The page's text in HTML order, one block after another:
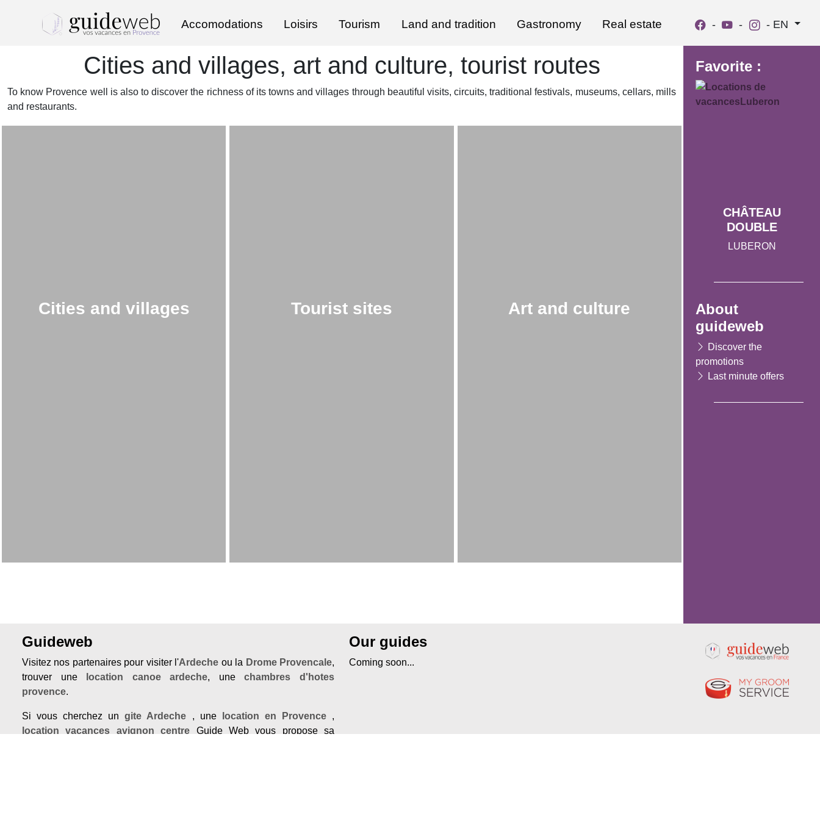
Accomodations Loisirs Tourism Land and tradition Gastronomy Real estate - - - EN
Cities and villages, art and culture, tourist routes
To know Provence well is also to discover the richness of its towns and villages through beautiful visits, circuits, traditional festivals, museums, cellars, mills
and restaurants.
Cities and villages Tourist sites Art and culture
Favorite :
CHÂTEAU
DOUBLE
LUBERON
About
guideweb
Discover the
promotions
Last minute offers
Guideweb
Visitez nos partenaires pour visiter l'Ardeche ou la Drome Provencale,
trouver une
location canoe ardeche, unechambres d'hotes
provence.
Si vous cherchez ungite Ardeche , une location en Provence,
location vacances avignon centre Guide Web vous propose sa
Our guides
Coming soon...